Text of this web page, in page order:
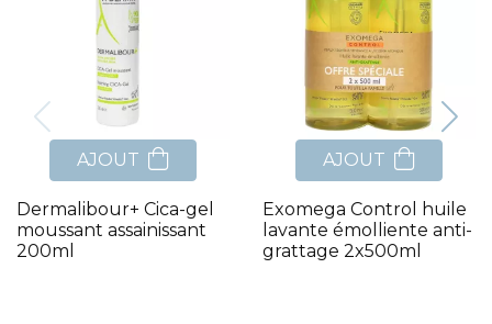
AJOUT
Dermalibour+ Cica-gel
moussant assainissant
200ml
AJOUT
Exomega Control huile
lavante émolliente anti-
grattage 2x500ml